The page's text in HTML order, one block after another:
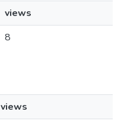
views
8
views